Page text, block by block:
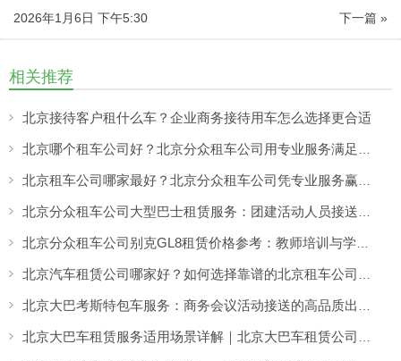
下一篇 »
2026年1月6日 下午5:30
相关推荐
北京接待客户租什么车？企业商务接待用车怎么选择更合适